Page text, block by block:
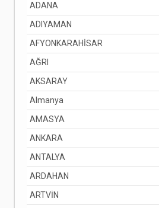
ADANA
ADIYAMAN
AFYONKARAHİSAR
AĞRI
AKSARAY
Almanya
AMASYA
ANKARA
ANTALYA
ARDAHAN
ARTVİN